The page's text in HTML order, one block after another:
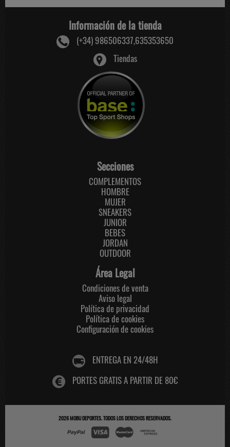
Información de la tienda
(+34) 986506337,635353650
Tiendas
Secciones
COMPLEMENTOS
HOMBRE
MUJER
SNEAKERS
JUNIOR
BEBES
JORDAN
OUTDOOR
Área Legal
Condiciones de venta
Aviso legal
Política de privacidad
Política de cookies
Configuración de cookies
ENTREGA EN 24/48H
PORTES GRATIS A PARTIR DE 80€
2026MOBU DEPORTES. TODOS LOS DERECHOS RESERVADOS.